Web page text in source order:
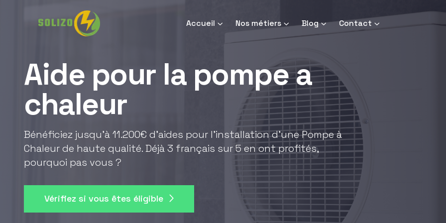
Accueil Nos métiers Blog Contact
Aide pour la pompe a
chaleur
Bénéficiez jusqu'à 11.200€ d'aides pour l'installation d'une Pompe à
Chaleur de haute qualité. Déjà 3 français sur 5 en ont profités,
pourquoi pas vous ?
Vérifiez si vous êtes éligible